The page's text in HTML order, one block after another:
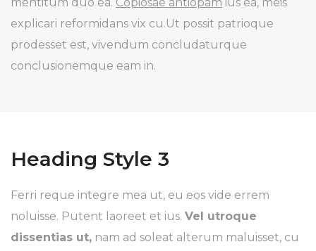
explicari reformidans vix cu.Ut possit patrioque
prodesset est, vivendum concludaturque
conclusionemque eam in.
Heading Style 3
Ferri reque integre mea ut, eu eos vide errem
noluisse. Putent laoreet et ius. Vel utroque
dissentias ut, nam ad soleat alterum maluisset, cu